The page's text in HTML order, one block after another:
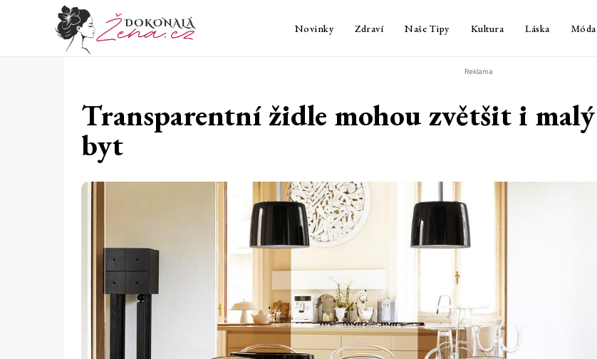
Novinky Zdraví Naše Tipy Kultura Láska Móda
Reklama
Transparentní židle mohou zvětšit i malý
byt